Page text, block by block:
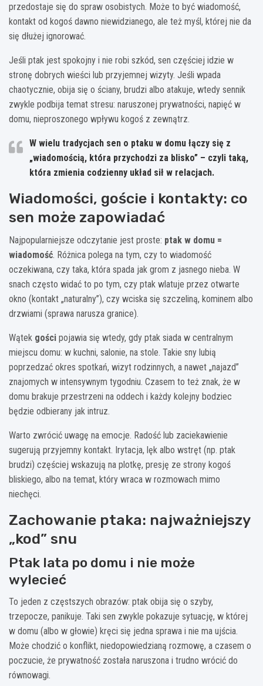
przedostaje się do spraw osobistych. Może to być wiadomość,
kontakt od kogoś dawno niewidzianego, ale też myśl, której nie da
się dłużej ignorować.
Jeśli ptak jest spokojny i nie robi szkód, sen częściej idzie w
stronę dobrych wieści lub przyjemnej wizyty. Jeśli wpada
chaotycznie, obija się o ściany, brudzi albo atakuje, wtedy sennik
zwykle podbija temat stresu: naruszonej prywatności, napięć w
domu, nieproszonego wpływu kogoś z zewnątrz.
W wielu tradycjach sen o ptaku w domu łączy się z
„wiadomością, która przychodzi za blisko” – czyli taką,
która zmienia codzienny układ sił w relacjach.
Wiadomości, goście i kontakty: co
sen może zapowiadać
Najpopularniejsze odczytanie jest proste: ptak w domu =
wiadomość. Różnica polega na tym, czy to wiadomość
oczekiwana, czy taka, która spada jak grom z jasnego nieba. W
snach często widać to po tym, czy ptak wlatuje przez otwarte
okno (kontakt „naturalny”), czy wciska się szczeliną, kominem albo
drzwiami (sprawa narusza granice).
Wątek gości pojawia się wtedy, gdy ptak siada w centralnym
miejscu domu: w kuchni, salonie, na stole. Takie sny lubią
poprzedzać okres spotkań, wizyt rodzinnych, a nawet „najazd”
znajomych w intensywnym tygodniu. Czasem to też znak, że w
domu brakuje przestrzeni na oddech i każdy kolejny bodziec
będzie odbierany jak intruz.
Warto zwrócić uwagę na emocje. Radość lub zaciekawienie
sugerują przyjemny kontakt. Irytacja, lęk albo wstręt (np. ptak
brudzi) częściej wskazują na plotkę, presję ze strony kogoś
bliskiego, albo na temat, który wraca w rozmowach mimo
niechęci.
Zachowanie ptaka: najważniejszy
„kod” snu
Ptak lata po domu i nie może
wylecieć
To jeden z częstszych obrazów: ptak obija się o szyby,
trzepocze, panikuje. Taki sen zwykle pokazuje sytuację, w której
w domu (albo w głowie) kręci się jedna sprawa i nie ma ujścia.
Może chodzić o konflikt, niedopowiedzianą rozmowę, a czasem o
poczucie, że prywatność została naruszona i trudno wrócić do
równowagi.